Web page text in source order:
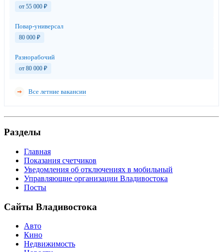
от 55 000 ₽
Повар-универсал
80 000 ₽
Разнорабочий
от 80 000 ₽
Все летние вакансии
Разделы
Главная
Показания счетчиков
Уведомления об отключениях в мобильный
Управляющие организации Владивостока
Посты
Сайты Владивостока
Авто
Кино
Недвижимость